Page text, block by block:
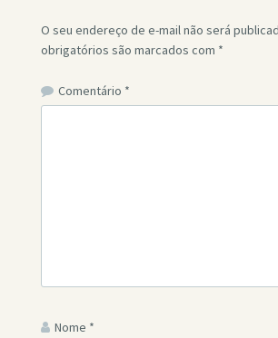
O seu endereço de e-mail não será
obrigatórios são marcados com *
Comentário *
Nome *